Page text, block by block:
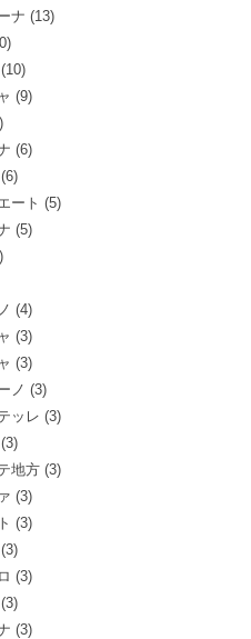
ナ (13)
(10)
(9)
(6)
(6)
ート (5)
(5)
(4)
(3)
(3)
ノ (3)
ッレ (3)
(3)
地方(3)
(3)
(3)
(3)
(3)
(3)
(3)